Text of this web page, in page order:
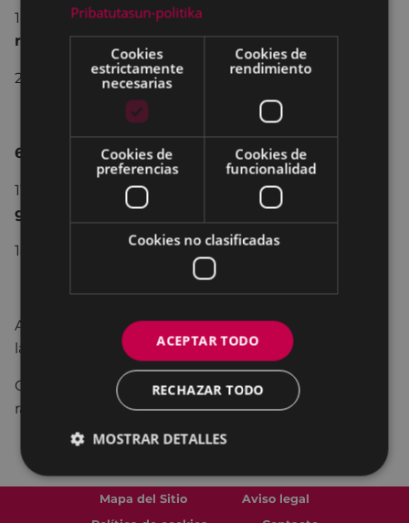
18:00.- venta decastañas asadas, chorizo
ribeiro y cerveza Estrella Galicia.
21:00.- fín de fiesta.
6 noviembre
11:30.- apertura del bar para venta deproductos
gallegos
14,30.- fín de fiesta.
Amenizado por el grupo de gaitas “Os Galaicos” de
la Casa Cultural de Galicia “As Burgas”.
Organiza: Casa Cultural de Galicia, con la cola­bo­
ración del Ayu­nta­mien­to de Eibar.
Mapa del Sitio
Aviso legal
Pribatutasun-politika
Cookies
estrictamente
necesarias
Cookies de
rendimiento
Cookies de
preferencias
Cookies de
funcionalidad
Cookies no clasificadas
ACEPTAR TODO
RECHAZAR TODO
MOSTRAR DETALLES